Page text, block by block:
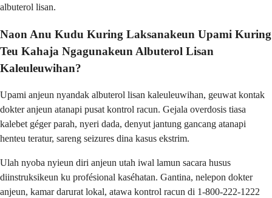
albuterol lisan.
Naon Anu Kudu Kuring Laksanakeun Upami Kuring
Teu Kahaja Ngagunakeun Albuterol Lisan
Kaleuleuwihan?
Upami anjeun nyandak albuterol lisan kaleuleuwihan, geuwat kontak
dokter anjeun atanapi pusat kontrol racun. Gejala overdosis tiasa
kalebet géger parah, nyeri dada, denyut jantung gancang atanapi
henteu teratur, sareng seizures dina kasus ekstrim.
Ulah nyoba nyieun diri anjeun utah iwal lamun sacara husus
diinstruksikeun ku profésional kaséhatan. Gantina, nelepon dokter
anjeun, kamar darurat lokal, atawa kontrol racun di 1-800-222-1222